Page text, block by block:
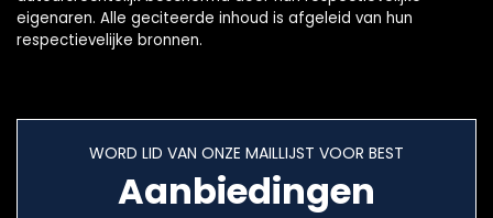
eigenaren. Alle geciteerde inhoud is afgeleid van hun
respectievelijke bronnen.
WORD LID VAN ONZE MAILLIJST VOOR BEST
Aanbiedingen